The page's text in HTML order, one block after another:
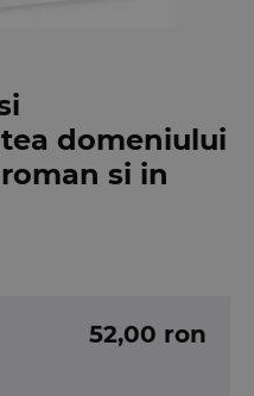
domeniului
si in
52,00 ron